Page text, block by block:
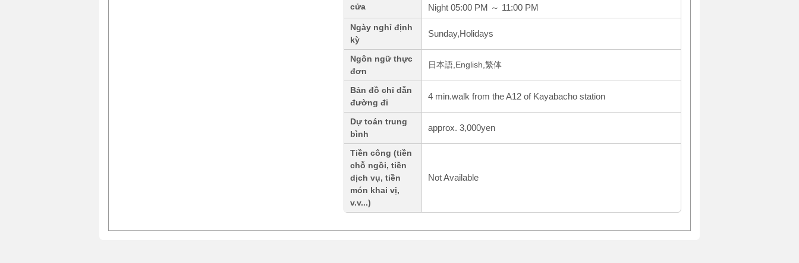
cửa
Night 05:00 PM ～ 11:00 PM
Ngày nghỉ định
kỳ
Sunday,Holidays
Ngôn ngữ thực
đơn
日本語,English,繁体
Bản đồ chỉ dẫn
đường đi
4 min.walk from the A12 of Kayabacho station
Dự toán trung
bình
approx. 3,000yen
Tiền công (tiền
chỗ ngồi, tiền
dịch vụ, tiền
món khai vị,
v.v...)
Not Available